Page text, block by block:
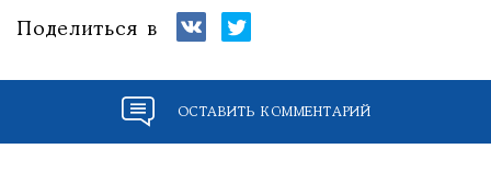
Поделиться в
ОСТАВИТЬ КОММЕНТАРИЙ